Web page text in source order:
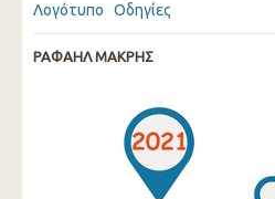
Λογότυπο Οδηγίες
ΡΑΦΑΗΛ ΜΑΚΡΗΣ